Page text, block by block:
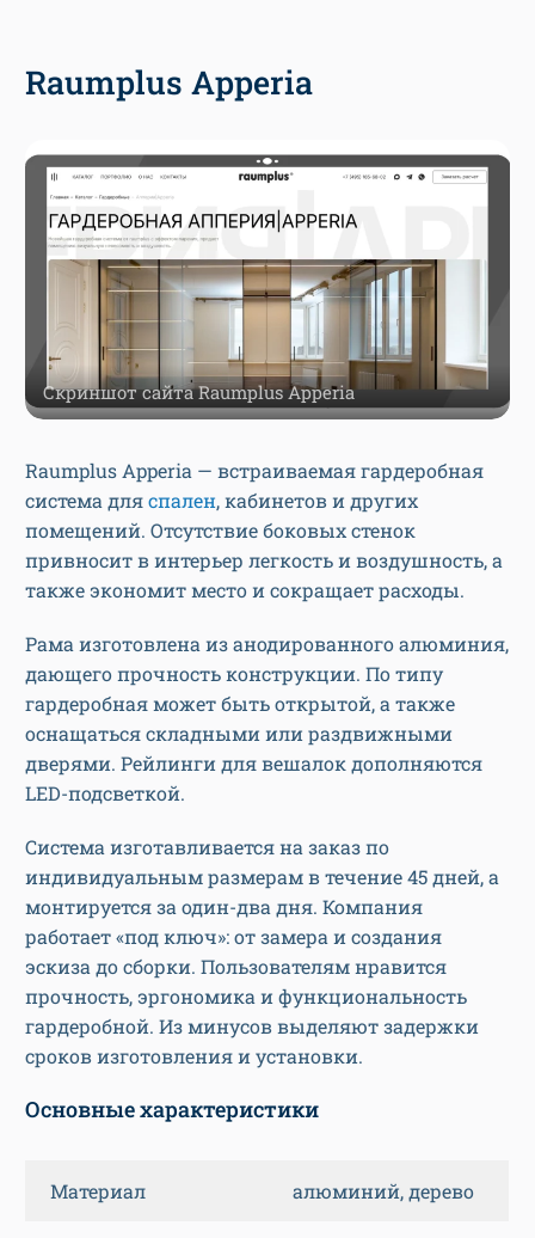
Raumplus Apperia
Скриншот сайта Raumplus Apperia
Raumplus Apperia — встраиваемая гардеробная
система дляспален, кабинетов и других
помещений. Отсутствие боковых стенок
привносит в интерьер легкость и воздушность, а
также экономит место и сокращает расходы.
Рама изготовлена из анодированного алюминия,
дающего прочность конструкции. По типу
гардеробная может быть открытой, а также
оснащаться складными или раздвижными
дверями. Рейлинги для вешалок дополняются
LED-подсветкой.
Система изготавливается на заказ по
индивидуальным размерам в течение 45 дней, а
монтируется за один-два дня. Компания
работает «под ключ»: от замера и создания
эскиза до сборки. Пользователям нравится
прочность, эргономика и функциональность
гардеробной. Из минусов выделяют задержки
сроков изготовления и установки.
Основные характеристики
Материал алюминий, дерево